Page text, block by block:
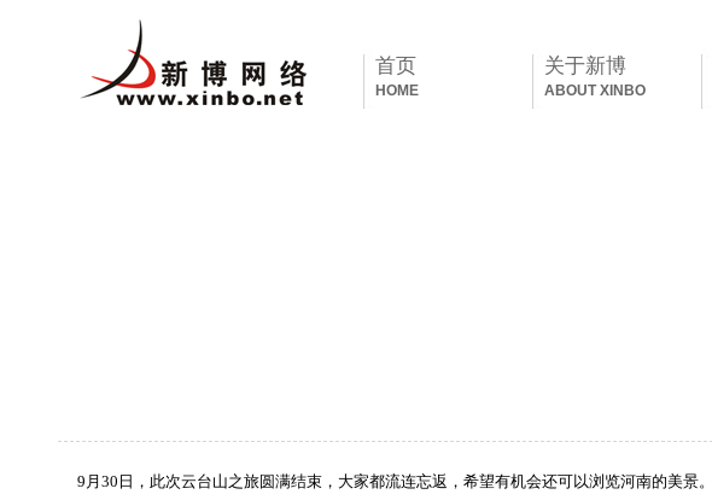
首页
HOME
关于新博
ABOUT XINBO
9月30日，此次云台山之旅圆满结束，大家都流连忘返，希望有机会还可以浏览河南的美景。